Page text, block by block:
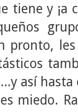
tiene y ¡a
pronto,
así
miedo.